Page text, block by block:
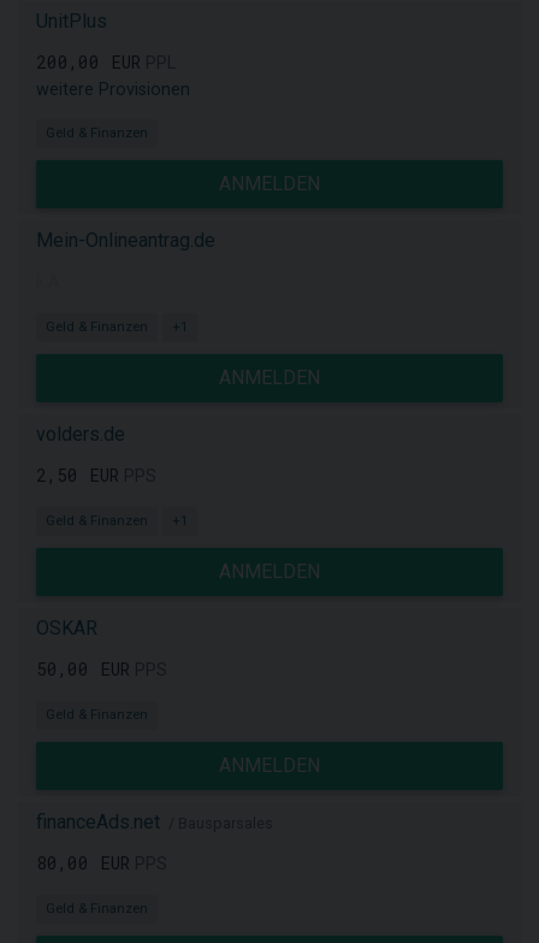
UnitPlus
200,00 EUR
weitere Provisionen
Geld & Finanzen
ANMELDEN
Mein-Onlineantrag.de
Geld & Finanzen +1
ANMELDEN
volders.de
2,50 EUR
Geld & Finanzen +1
ANMELDEN
OSKAR
50,00 EUR
Geld & Finanzen
ANMELDEN
financeAds.net
80,00 EUR
Geld & Finanzen